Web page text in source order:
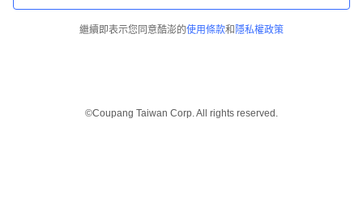
繼續即表示您同意酷澎的使用條款和 隱私權政策
©Coupang Taiwan Corp. All rights reserved.